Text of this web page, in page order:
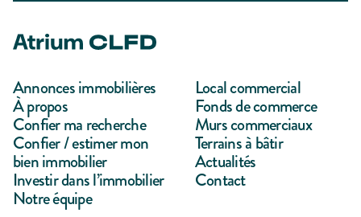
Annonces immobilières
À propos
Confier ma recherche
Confier / estimer mon
bien immobilier
Investir dans l’immobilier
Notre équipe
Local commercial
Fonds de commerce
Murs commerciaux
Terrains à bâtir
Actualités
Contact